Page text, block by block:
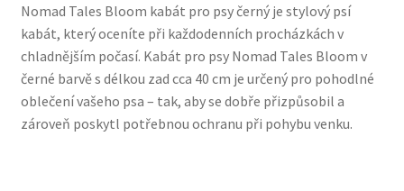
Brit pro psy
Granule pro psy
Natural Trainer pro psy — Italské krmivo s
Nomad Tales Bloom kabát pro psy černý je stylový psí
kabát, který oceníte při každodenních procházkách v
chladnějším počasí. Kabát pro psy Nomad Tales Bloom v
černé barvě s délkou zad cca 40 cm je určený pro pohodlné
oblečení vašeho psa – tak, aby se dobře přizpůsobil a
zároveň poskytl potřebnou ochranu při pohybu venku.